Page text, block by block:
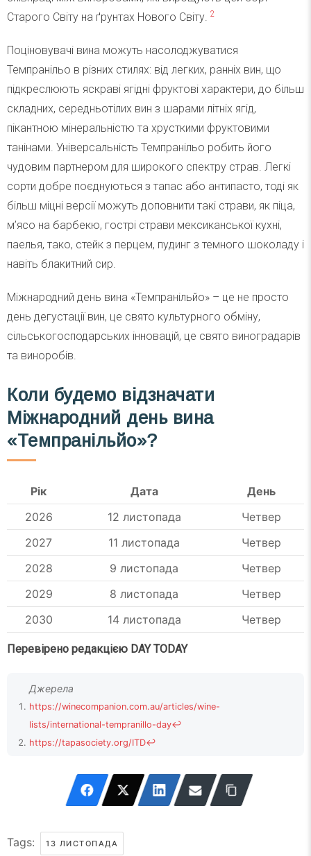
Старого Світу на ґрунтах Нового Світу. 2
Поціновувачі вина можуть насолоджуватися
Темпранільо в різних стилях: від легких, ранніх вин, що
підкреслюють яскраві ягідні фруктові характери, до більш
складних, середньотілих вин з шарами літніх ягід,
пікантною мінеральністю та хрусткими фруктовими
танінами. Універсальність Темпранільо робить його
чудовим партнером для широкого спектру страв. Легкі
сорти добре поєднуються з тапас або антипасто, тоді як
більш міцні версії можуть доповнити такі страви, як піца,
м’ясо на барбекю, гострі страви мексиканської кухні,
паелья, тако, стейк з перцем, пудинг з темного шоколаду і
навіть блакитний сир.
Міжнародний день вина «Темпранільйо» – це не просто
день дегустації вин, це свято культурного обміну,
сільськогосподарських інновацій, це свято виноградарів
та виноробів.
Коли будемо відзначати
Міжнародний день вина
«Темпранільйо»?
Рік Дата
День
2026
12 листопада
Четвер
2027
11 листопада
Четвер
2028
9 листопада
Четвер
2029
8 листопада
Четвер
2030
14 листопада Четвер
Перевірено редакцією DAY TODAY
https://winecompanion.com.au/articles/wine-
lists/international-tempranillo-day↩
https://tapasociety.org/ITD↩
Tags: 13 ЛИСТОПАДА